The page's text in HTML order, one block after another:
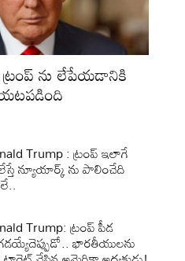
ను లేపేయడానికి
Trump : ట్రంప్ ఇలాగే
న్యూయార్క్ ను పాలించేది
Trump: ట్రంప్‌ పీడ
భారతీయులను